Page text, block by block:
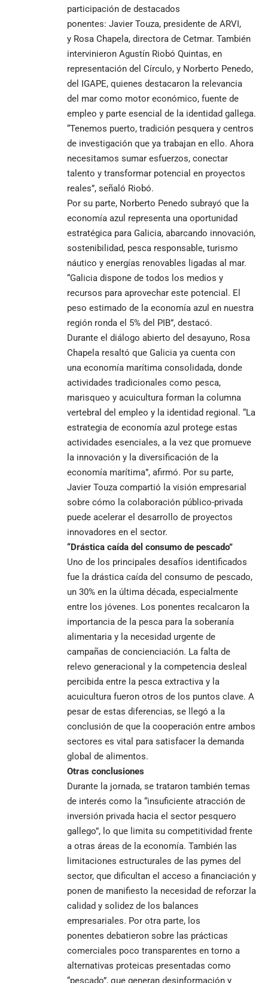
participación de destacados
ponentes: Javier Touza, presidente de ARVI,
y Rosa Chapela, directora de Cetmar. También
intervinieron Agustín Riobó Quintas, en
representación del Círculo, y Norberto Penedo,
del IGAPE, quienes destacaron la relevancia
del mar como motor económico, fuente de
empleo y parte esencial de la identidad gallega.
“Tenemos puerto, tradición pesquera y centros
de investigación que ya trabajan en ello. Ahora
necesitamos sumar esfuerzos, conectar
talento y transformar potencial en proyectos
reales”, señaló Riobó.
Por su parte, Norberto Penedo subrayó que la
economía azul representa una oportunidad
estratégica para Galicia, abarcando innovación,
sostenibilidad, pesca responsable, turismo
náutico y energías renovables ligadas al mar.
“Galicia dispone de todos los medios y
recursos para aprovechar este potencial. El
peso estimado de la economía azul en nuestra
región ronda el 5% del PIB”, destacó.
Durante el diálogo abierto del desayuno, Rosa
Chapela resaltó que Galicia ya cuenta con
una economía marítima consolidada, donde
actividades tradicionales como pesca,
marisqueo y acuicultura forman la columna
vertebral del empleo y la identidad regional. “La
estrategia de economía azul protege estas
actividades esenciales, a la vez que promueve
la innovación y la diversificación de la
economía marítima”, afirmó. Por su parte,
Javier Touza compartió la visión empresarial
sobre cómo la colaboración público-privada
puede acelerar el desarrollo de proyectos
innovadores en el sector.
“Drástica caída del consumo de pescado”
Uno de los principales desafíos identificados
fue la drástica caída del consumo de pescado,
un 30% en la última década, especialmente
entre los jóvenes. Los ponentes recalcaron la
importancia de la pesca para la soberanía
alimentaria y la necesidad urgente de
campañas de concienciación. La falta de
relevo generacional y la competencia desleal
percibida entre la pesca extractiva y la
acuicultura fueron otros de los puntos clave. A
pesar de estas diferencias, se llegó a la
conclusión de que la cooperación entre ambos
sectores es vital para satisfacer la demanda
global de alimentos.
Otras conclusiones
Durante la jornada, se trataron también temas
de interés como la “insuficiente atracción de
inversión privada hacia el sector pesquero
gallego”, lo que limita su competitividad frente
a otras áreas de la economía. También las
limitaciones estructurales de las pymes del
sector, que dificultan el acceso a financiación y
ponen de manifiesto la necesidad de reforzar la
calidad y solidez de los balances
empresariales. Por otra parte, los
ponentes debatieron sobre las prácticas
comerciales poco transparentes en torno a
alternativas proteicas presentadas como
“pescado”, que generan desinformación y